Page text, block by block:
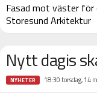
Fasad mot väster för
Storesund Arkitektur
Nytt dagis
NYHETER 18:30 torsdag, 14